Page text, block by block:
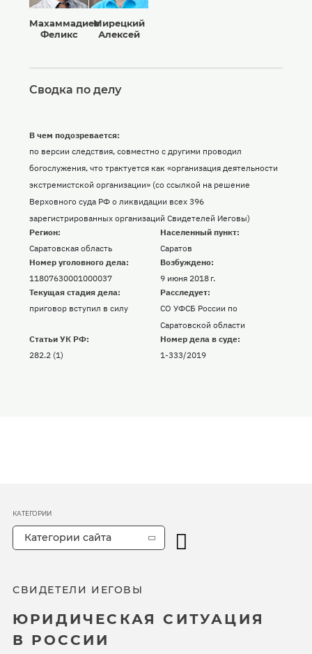
Махаммадиев
Феликс
Мирецкий
Алексей
Сводка по делу
Регион:
Саратовская область
Населенный пункт:
Саратов
В чем подозревается:
по версии следствия, совместно с другими проводил
богослужения, что трактуется как «организация деятельности
экстремистской организации» (со ссылкой на решение
Верховного суда РФ о ликвидации всех 396
зарегистрированных организаций Свидетелей Иеговы)
Номер уголовного дела:
11807630001000037
Возбуждено:
9 июня 2018 г.
Текущая стадия дела:
приговор вступил в силу
Расследует:
СО УФСБ России по
Саратовской области
Статьи УК РФ:
282.2 (1)
Номер дела в суде:
1-333/2019
СВИДЕТЕЛИ ИЕГОВЫ
ЮРИДИЧЕСКАЯ СИТУАЦИЯ
В РОССИИ
КАТЕГОРИИ
Категории сайта